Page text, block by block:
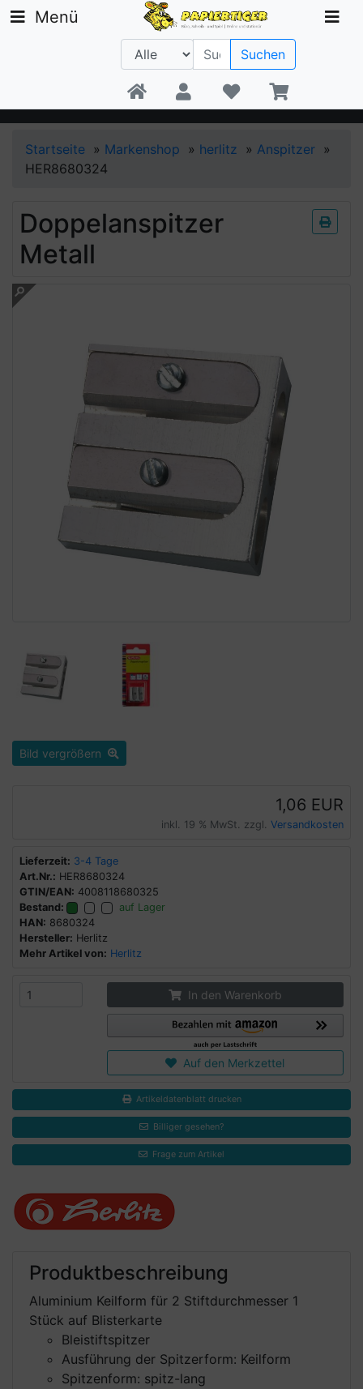
Beratung +49 30 1300 6481
Menü
Suchen
Startseite » Markenshop » herlitz » Anspitzer »
HER8680324
Doppelanspitzer
Metall
Bild vergrößern
1,06 EUR
inkl. 19 % MwSt. zzgl. Versandkosten
Lieferzeit: 3-4 Tage
Art.Nr.: HER8680324
GTIN/EAN: 4008118680325
Bestand:
auf Lager
HAN: 8680324
Hersteller: Herlitz
Mehr Artikel von: Herlitz
In den Warenkorb
Auf den Merkzettel
Artikeldatenblatt drucken
Billiger gesehen?
Frage zum Artikel
Produktbeschreibung
Aluminium Keilform für 2 Stiftdurchmesser 1
Stück auf Blisterkarte
Bleistiftspitzer
Ausführung der Spitzerform: Keilform
Spitzenform: spitz-lang